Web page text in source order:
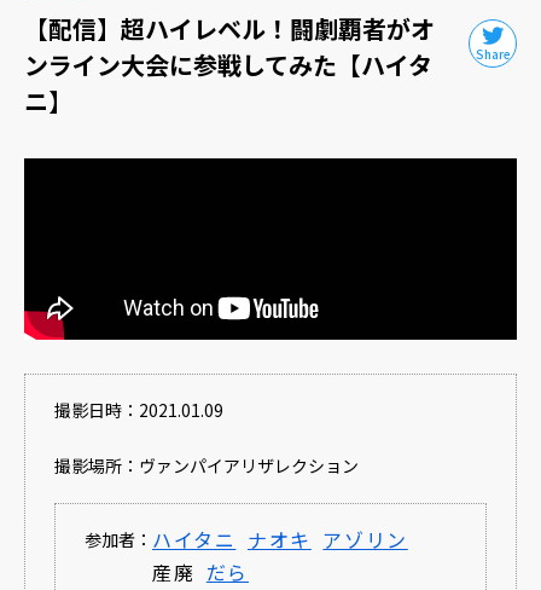
【配信】超ハイレベル！闘劇覇者がオ
ンライン大会に参戦してみた【ハイタ
ニ】
撮影日時：2021.01.09
撮影場所：ヴァンパイアリザレクション
参加者： ハイタニ ナオキ アゾリン
産廃 だら